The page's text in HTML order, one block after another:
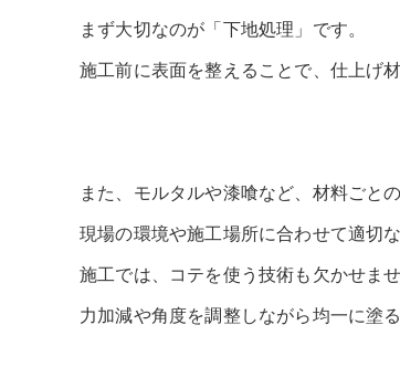
まず大切なのが「下地処理」です。
施工前に表面を整えることで、仕上げ
また、モルタルや漆喰など、材料ごと
現場の環境や施工場所に合わせて適切
施工では、コテを使う技術も欠かせませ
力加減や角度を調整しながら均一に塗